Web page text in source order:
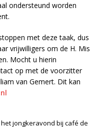
ondersteund worden
met deze taak, dus
vrijwilligers om de H. Mis
Mocht u hierin
op met de voorzitter
van Gemert. Dit kan
jongkeravond bij café de